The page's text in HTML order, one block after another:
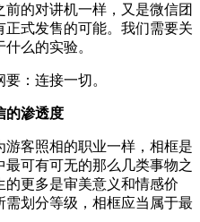
的对讲机一样，又是微信团
式发售的可能。我们需要关
么的实验。
：连接一切。
渗透度
客照相的职业一样，相框是
可有可无的那么几类事物之
更多是审美意义和情感价
划分等级，相框应当属于最